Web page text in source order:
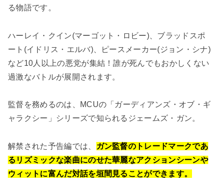
る物語です。
ハーレイ・クイン(マーゴット・ロビー)、ブラッドスポ
ート(イドリス・エルバ)、ピースメーカー(ジョン・シナ)
など10人以上の悪党が集結！誰が死んでもおかしくない
過激なバトルが展開されます。
監督を務めるのは、MCUの「ガーディアンズ・オブ・ギ
ャラクシー」シリーズで知られるジェームズ・ガン。
解禁された予告編では、
ガン監督のトレードマークであ
るリズミックな楽曲にのせた華麗なアクションシーンや
ウィットに富んだ対話を垣間見ることができます。